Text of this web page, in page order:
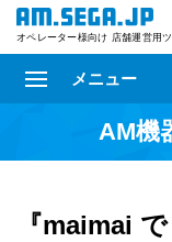
オペレーター様向け 店舗運営用
メニュー
AM機
『maimai